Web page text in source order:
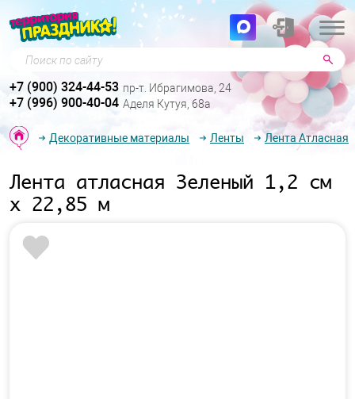
Поиск по сайту
+7 (900) 324-44-53 пр-т. Ибрагимова, 24
+7 (996) 900-40-04 Аделя Кутуя, 68а
Декоративные материалы Ленты Лента Атласная
Лента атласная Зеленый 1,2 см
х 22,85 м